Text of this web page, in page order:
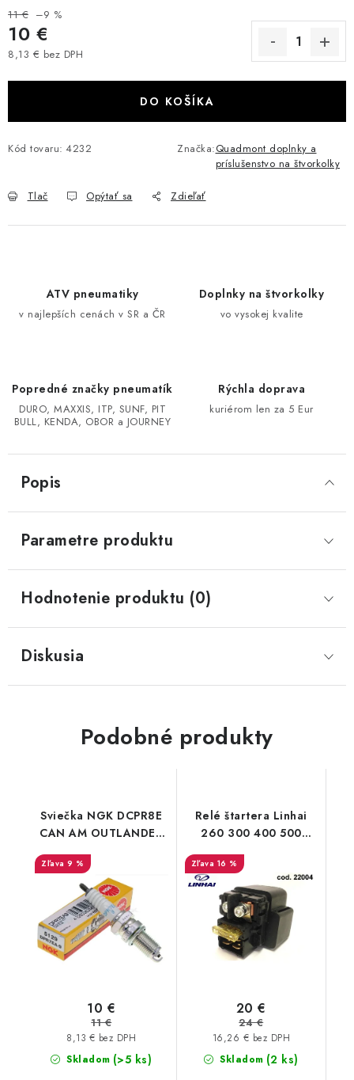
VÝPREDAJ
YAMAHA GRIZZLY 550/660/700
SUZUKI KINGQUAD 700/750 LTA
CF MOTO X450/X520/X550/X625
CF MOTO CFORCE X850/X1000
LINHAI 400/500/M550/650
SEGWAY SNARLER AT6 AT5
Reklamačný poriadok - formulár
11 € –9 %
10 €
8,13 € bez DPH
DO KOŠÍKA
Kód tovaru: 4232 Značka:Quadmont doplnky a
príslušenstvo na štvorkolky
Tlač Opýtať sa Zdieľať
ATV pneumatiky
v najlepších cenách v SR a ČR
Doplnky na štvorkolky
vo vysokej kvalite
Popredné značky pneumatík
DURO, MAXXIS, ITP, SUNF, PIT
BULL, KENDA, OBOR a JOURNEY
Rýchla doprava
kuriérom len za 5 Eur
Popis
Parametre produktu
Hodnotenie produktu (0)
Diskusia
Podobné produkty
Sviečka NGK DCPR8E
CAN AM OUTLANDER
RENEGADE TRAXTER
450/500/570/650/850/1000
9 %
Skladom (>5 ks)
8,13 € bez DPH
10 €
11 €
Relé štartera Linhai
260 300 400 500
22004
16 %
Skladom (2 ks)
16,26 € bez DPH
20 €
24 €